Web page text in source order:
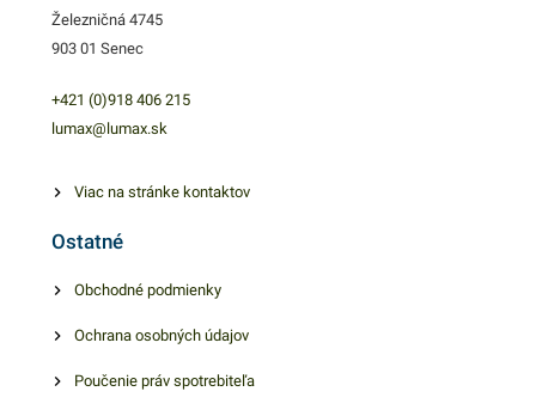
Železničná 4745
903 01 Senec
+421 (0)918 406 215
lumax@lumax.sk
Viac na stránke kontaktov
Ostatné
Obchodné podmienky
Ochrana osobných údajov
Poučenie práv spotrebiteľa